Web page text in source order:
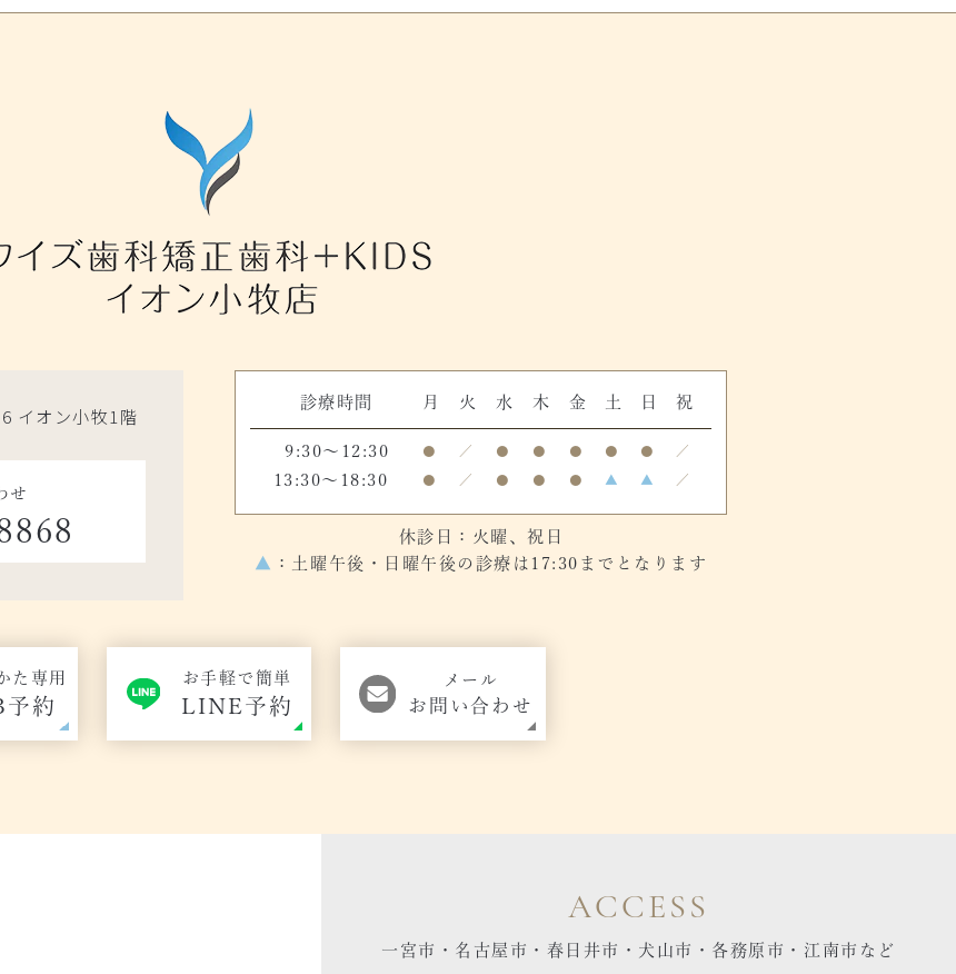
イオン小牧1階
せ
診療時間 月 火 水 木 金 土 日 祝
9:30～12:30 ● ／ ● ● ● ● ● ／
13:30～18:30 ● ／ ● ● ● ▲ ▲ ／
休診日：火曜、祝日
▲
：土曜午後・日曜午後の診療は17:30までとなります
た専用
予約
お手軽で簡単
LINE予約
メール
お問い合わせ
ACCESS
一宮市・名古屋市・春日井市・犬山市・各務原市・江南市など